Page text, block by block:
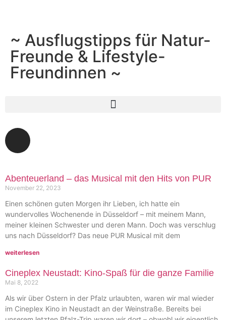
~ Ausflugstipps für Natur-
Freunde & Lifestyle-
Freundinnen ~
Abenteuerland – das Musical mit den Hits von PUR
November 22, 2023
Einen schönen guten Morgen ihr Lieben, ich hatte ein
wundervolles Wochenende in Düsseldorf – mit meinem Mann,
meiner kleinen Schwester und deren Mann. Doch was verschlug
uns nach Düsseldorf? Das neue PUR Musical mit dem
weiterlesen
Cineplex Neustadt: Kino-Spaß für die ganze Familie
Mai 8, 2022
Als wir über Ostern in der Pfalz urlaubten, waren wir mal wieder
im Cineplex Kino in Neustadt an der Weinstraße. Bereits bei